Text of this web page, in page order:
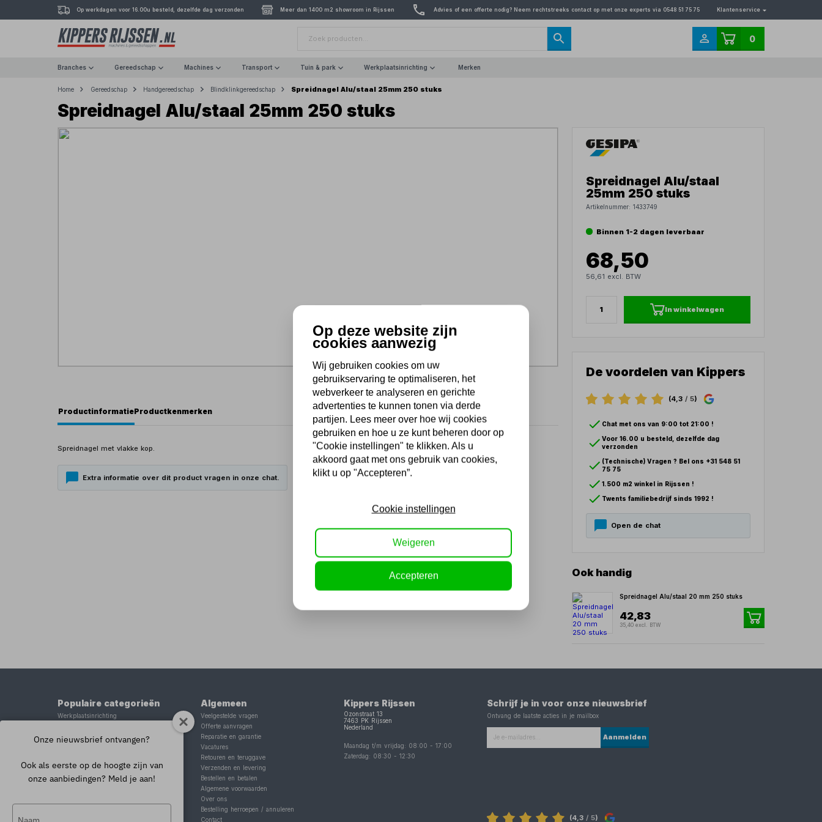
Op werkdagen voor 16.00u besteld, dezelfde dag verzonden Meer dan 1400 m2 showroom in Rijssen Advies of een offerte nodig? Neem rechtstreeks contact op met onze experts via 0548 51 75 75 Klantenservice
0
Branches Gereedschap Machines Transport Tuin & park Werkplaatsinrichting Merken
Home Gereedschap Handgereedschap Blindklinkgereedschap Spreidnagel Alu/staal 25mm 250 stuks
Spreidnagel Alu/staal 25mm 250 stuks
ProductinformatieProductkenmerken
Spreidnagel met vlakke kop.
Extra informatie over dit product vragen in onze chat.
Spreidnagel Alu/staal
25mm 250 stuks
Artikelnummer:1433749
Binnen 1-2 dagen leverbaar
68,50
56,61 excl. BTW
In winkelwagen
De voordelen van Kippers
(4,3/ 5)
Chat met ons van 9:00 tot 21:00 !
Voor 16.00 u besteld, dezelfde dag
verzonden
(Technische) Vragen ? Bel ons +31 548 51
75 75
1.500 m2 winkel in Rijssen !
Twents familiebedrijf sinds 1992 !
Open de chat
Ook handig
Spreidnagel Alu/staal 20 mm 250 stuks
42,83
35,40 excl. BTW
Populaire categorieën
Werkplaatsinrichting
Tig lasapparaat
Motorlift
Schaarlift
Algemeen
Veelgestelde vragen
Offerte aanvragen
Reparatie en garantie
Vacatures
Retouren en teruggave
Verzenden en levering
Bestellen en betalen
Algemene voorwaarden
Over ons
Bestelling herroepen / annuleren
Contact
Kippers Rijssen
Ozonstraat 13
7463 PK
Rijssen
Nederland
Maandag t/m vrijdag: 08:00 -17:00
Zaterdag: 08:30 -12:30
Schrijf je in voor onze nieuwsbrief
Ontvang de laatste acties in je mailbox
Aanmelden
(4,3 / 5)
Onze nieuwsbrief ontvangen?
Ook als eerste op de hoogte zijn van
onze aanbiedingen? Meld je aan!
Op deze website zijn
cookies aanwezig
Wij gebruiken cookies om uw
gebruikservaring te optimaliseren, het
webverkeer te analyseren en gerichte
advertenties te kunnen tonen via derde
partijen. Lees meer over hoe wij cookies
gebruiken en hoe u ze kunt beheren door op
"Cookie instellingen" te klikken. Als u
akkoord gaat met ons gebruik van cookies,
klikt u op "Accepteren”.
Cookie instellingen
Weigeren
Accepteren